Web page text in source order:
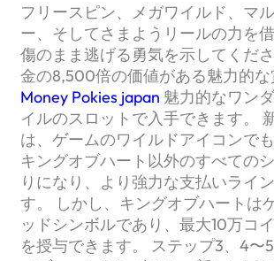
フリースピン、メガワイルド、マ
ー、そしてさまようリールの力を
傷のまま逃げる勇気を示してくだ
金の8,500倍の価値がある魅力的な
Money Pokies japan 魅力的なワン
イルのスロットで入手できます。
は、ゲームのワイルドアイコンで
キングオブハート以外のすべての
りになり、より強力な支払いライ
す。 しかし、キングオブハートは
ッドシンボルであり、最大10万コ
を授与できます。 ステップ3、4〜